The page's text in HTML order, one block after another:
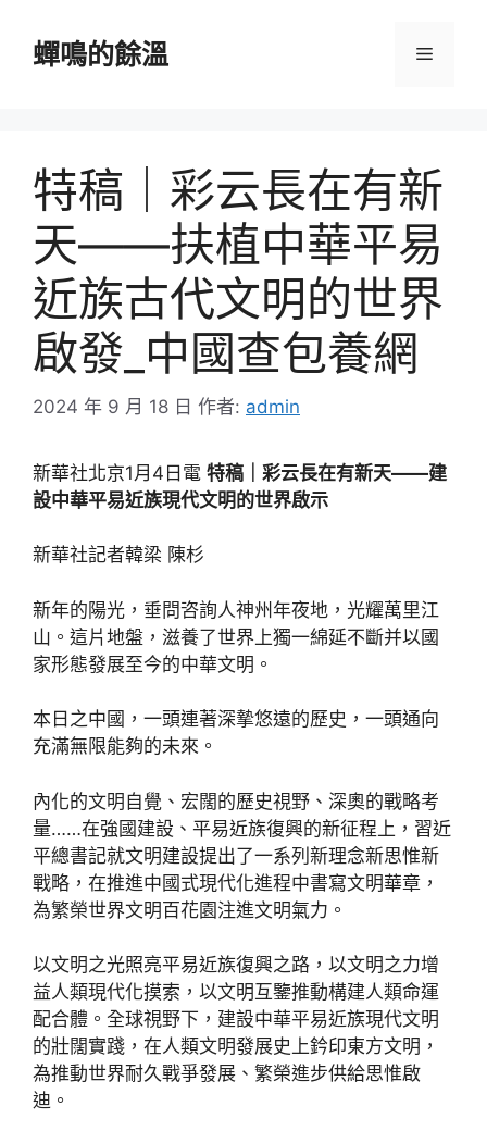
蟬鳴的餘溫 選
特稿｜彩云長在有新
天——扶植中華平易
近族古代文明的世界
啟發_中國查包養網
2024 年 9 月 18 日 作者: admin
新華社北京1月4日電 特稿｜彩云長在有新天——建
設中華平易近族現代文明的世界啟示
新華社記者韓梁 陳杉
新年的陽光，垂問咨詢人神州年夜地，光耀萬里江
山。這片地盤，滋養了世界上獨一綿延不斷并以國
家形態發展至今的中華文明。
本日之中國，一頭連著深摯悠遠的歷史，一頭通向
充滿無限能夠的未來。
內化的文明自覺、宏闊的歷史視野、深奧的戰略考
量……在強國建設、平易近族復興的新征程上，習近
平總書記就文明建設提出了一系列新理念新思惟新
戰略，在推進中國式現代化進程中書寫文明華章，
為繁榮世界文明百花園注進文明氣力。
以文明之光照亮平易近族復興之路，以文明之力增
益人類現代化摸索，以文明互鑒推動構建人類命運
配合體。全球視野下，建設中華平易近族現代文明
的壯闊實踐，在人類文明發展史上鈐印東方文明，
為推動世界耐久戰爭發展、繁榮進步供給思惟啟
迪。